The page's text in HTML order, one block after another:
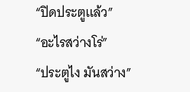
“ปิดประตูแล้ว”
“อะไรสว่างโร่”
“ประตูไง มันสว่าง”